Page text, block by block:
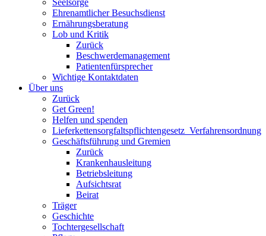
Seelsorge
Ehrenamtlicher Besuchsdienst
Ernährungsberatung
Lob und Kritik
Zurück
Beschwerdemanagement
Patientenfürsprecher
Wichtige Kontaktdaten
Über uns
Zurück
Get Green!
Helfen und spenden
Lieferkettensorgfaltspflichtengesetz_Verfahrensordnung
Geschäftsführung und Gremien
Zurück
Krankenhausleitung
Betriebsleitung
Aufsichtsrat
Beirat
Träger
Geschichte
Tochtergesellschaft